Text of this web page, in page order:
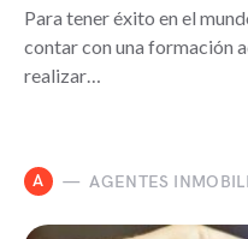
Para tener éxito en el
contar con una formación
realizar…
A AGENTES